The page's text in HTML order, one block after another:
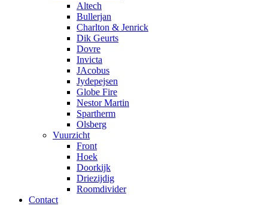
Altech
Bullerjan
Charlton & Jenrick
Dik Geurts
Dovre
Invicta
JAcobus
Jydepejsen
Globe Fire
Nestor Martin
Spartherm
Olsberg
Vuurzicht
Front
Hoek
Doorkijk
Driezijdig
Roomdivider
Contact